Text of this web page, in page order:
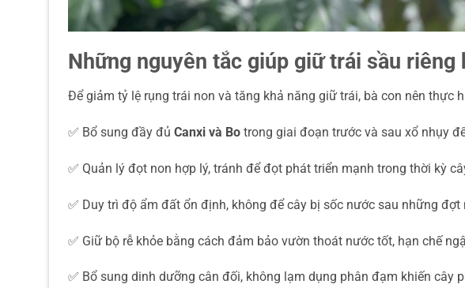
Những nguyên tắc giúp giữ trái sầu riêng
Để giảm tỷ lệ rụng trái non và tăng khả năng giữ trái, bà con nên thực
✅ Bổ sung đầy đủ Canxi và Bo trong giai đoạn trước và sau xổ nhụy
✅ Quản lý đọt non hợp lý, tránh để đọt phát triển mạnh trong thời kỳ
✅ Duy trì độ ẩm đất ổn định, không để cây bị sốc nước sau những
✅ Giữ bộ rễ khỏe bằng cách đảm bảo vườn thoát nước tốt, hạn chế
✅ Bổ sung dinh dưỡng cân đối, không lạm dụng phân đạm khiến cây